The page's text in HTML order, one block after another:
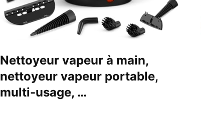
Nettoyeur vapeur à main,
nettoyeur vapeur portable,
multi-usage, …